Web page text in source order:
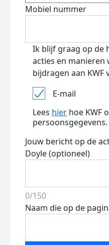
Mobiel nummer
Ik blijf graag op de
acties en manieren
bijdragen aan KWF
E-mail
Lees hier hoe KWF
persoonsgegevens.
Jouw bericht op de
Doyle (optioneel)
0/150
Naam die op de